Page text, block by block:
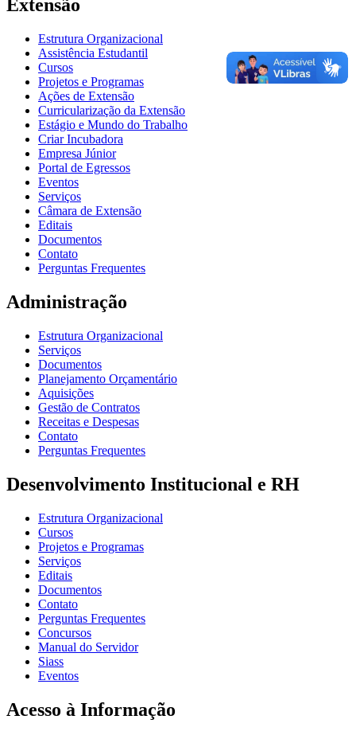
Extensão
Estrutura Organizacional
Assistência Estudantil
Cursos
Projetos e Programas
Ações de Extensão
Curricularização da Extensão
Estágio e Mundo do Trabalho
Criar Incubadora
Empresa Júnior
Portal de Egressos
Eventos
Serviços
Câmara de Extensão
Editais
Documentos
Contato
Perguntas Frequentes
Administração
Estrutura Organizacional
Serviços
Documentos
Planejamento Orçamentário
Aquisições
Gestão de Contratos
Receitas e Despesas
Contato
Perguntas Frequentes
Desenvolvimento Institucional e RH
Estrutura Organizacional
Cursos
Projetos e Programas
Serviços
Editais
Documentos
Contato
Perguntas Frequentes
Concursos
Manual do Servidor
Siass
Eventos
Acesso à Informação